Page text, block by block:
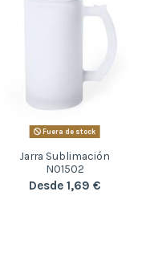
Fuera de stock
Jarra Sublimación
N01502
Desde 1,69 €